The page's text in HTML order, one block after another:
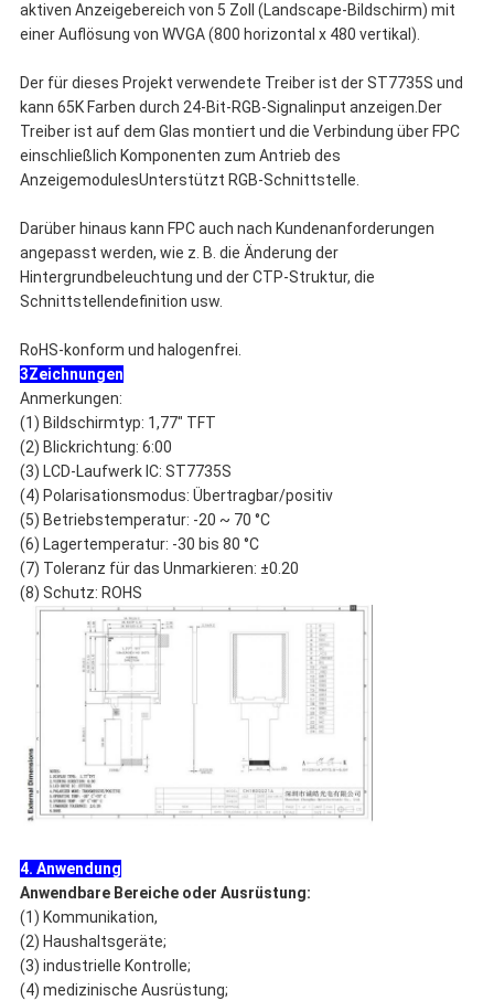
aktiven Anzeigebereich von 5 Zoll (Landscape-Bildschirm) mit
einer Auflösung von WVGA (800 horizontal x 480 vertikal).
Der für dieses Projekt verwendete Treiber ist der ST7735S und
kann 65K Farben durch 24-Bit-RGB-Signalinput anzeigen.Der
Treiber ist auf dem Glas montiert und die Verbindung über FPC
einschließlich Komponenten zum Antrieb des
AnzeigemodulesUnterstützt RGB-Schnittstelle.
Darüber hinaus kann FPC auch nach Kundenanforderungen
angepasst werden, wie z. B. die Änderung der
Hintergrundbeleuchtung und der CTP-Struktur, die
Schnittstellendefinition usw.
RoHS-konform und halogenfrei.
3Zeichnungen
Anmerkungen:
(1) Bildschirmtyp: 1,77" TFT
(2) Blickrichtung: 6:00
(3) LCD-Laufwerk IC: ST7735S
(4) Polarisationsmodus: Übertragbar/positiv
(5) Betriebstemperatur: -20 ~ 70 °C
(6) Lagertemperatur: -30 bis 80 °C
(7) Toleranz für das Unmarkieren: ±0.20
(8) Schutz: ROHS
4. Anwendung
Anwendbare Bereiche oder Ausrüstung:
(1) Kommunikation,
(2) Haushaltsgeräte;
(3) industrielle Kontrolle;
(4) medizinische Ausrüstung;